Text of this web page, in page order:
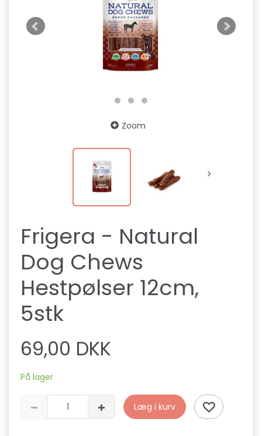
Zoom
Frigera - Natural
Dog Chews
Hestpølser 12cm,
5stk
69,00 DKK
På lager
Læg i kurv